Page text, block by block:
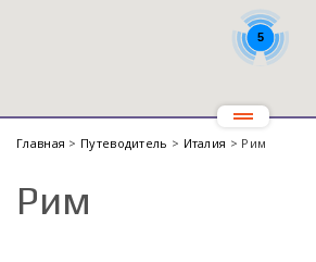
5
Главная > Путеводитель > Италия > Рим
Рим